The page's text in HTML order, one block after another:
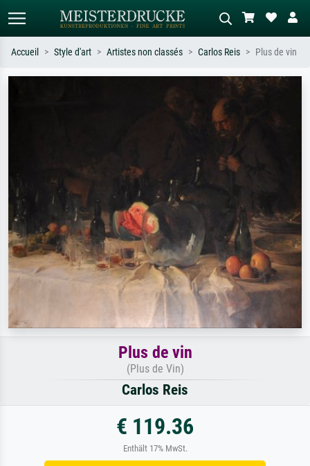
Recherche standard Recherche d'images IA
Décrivez la scène – ex. prairie verte,
abstrait avec beaucoup de rouge,
tableau sombre, nu debout près d'un
Accueil Style d'art Artistes non classés Carlos Reis Plus de vin
Plus de vin
(Plus de Vin)
Carlos Reis
€ 119.36
Enthält 17% MwSt.